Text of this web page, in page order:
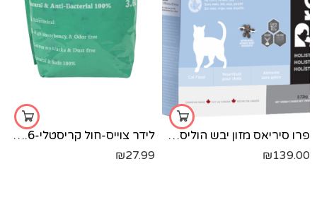
פרו סיריאס מזון יבש הוליסטי לחתולים בוגרים עם עודף משקל- עוף ואורז - 2.72 ק"ג
₪139.00
לידר צוייס-חול קריסטלי-3.6 ליטר
₪27.99